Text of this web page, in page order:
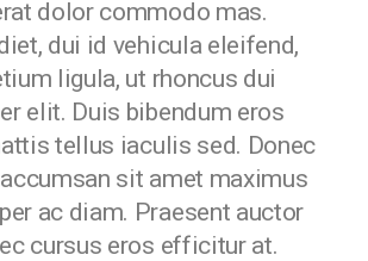
dolor commodo mas.
dui id vehicula eleifend,
ligula, ut rhoncus dui
elit. Duis bibendum eros
tellus iaculis sed. Donec
sit amet maximus
ac diam. Praesent auctor
cursus eros efficitur at.